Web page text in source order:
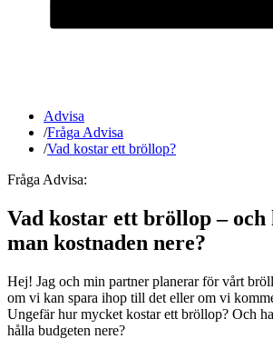
Advisa
/Fråga Advisa
/Vad kostar ett bröllop?
Fråga Advisa:
Vad kostar ett bröllop –
man kostnaden nere?
Hej! Jag och min partner planerar för vårt
om vi kan spara ihop till det eller om vi
Ungefär hur mycket kostar ett bröllop? Och
hålla budgeten nere?